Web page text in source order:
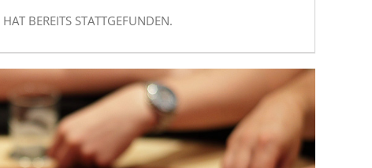
BEREITS STATTGEFUNDEN.